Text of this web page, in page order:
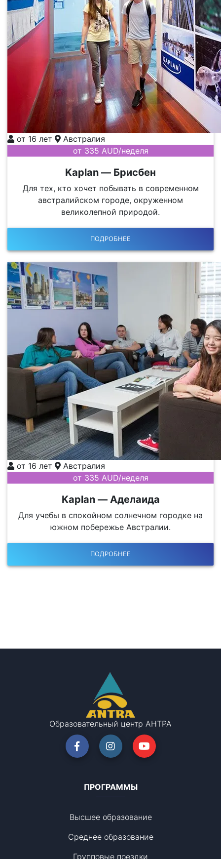
от 16 лет
Австралия
от 335 AUD/неделя
Kaplan — Брисбен
Для тех, кто хочет побывать в современном
австралийском городе, окруженном
великолепной природой.
ПОДРОБНЕЕ
от 16 лет
Австралия
от 335 AUD/неделя
Kaplan — Аделаида
Для учебы в спокойном солнечном городке на
южном побережье Австралии.
ПОДРОБНЕЕ
Образовательный центр АНТРА
ПРОГРАММЫ
Высшее образование
Среднее образование
Групповые поездки